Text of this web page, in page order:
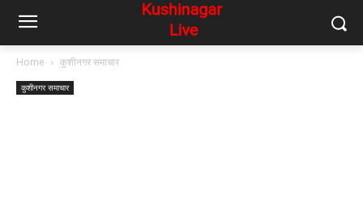
Home कुशीनगर समाचार
कुशीनगर समाचार